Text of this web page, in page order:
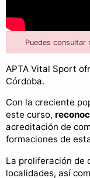
Puedes consultar
APTA Vital Sport
Córdoba.
Con la creciente
este curso,
acreditación de
formaciones de
La proliferación de
localidades, así